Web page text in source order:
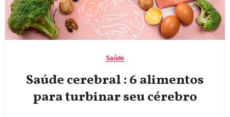
Saúde
Saúde cerebral : 6 alimentos
para turbinar seu cérebro